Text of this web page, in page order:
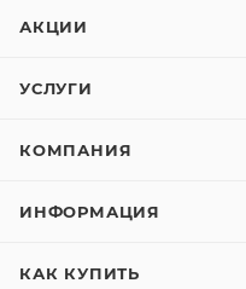
АКЦИИ
УСЛУГИ
КОМПАНИЯ
ИНФОРМАЦИЯ
КАК КУПИТЬ